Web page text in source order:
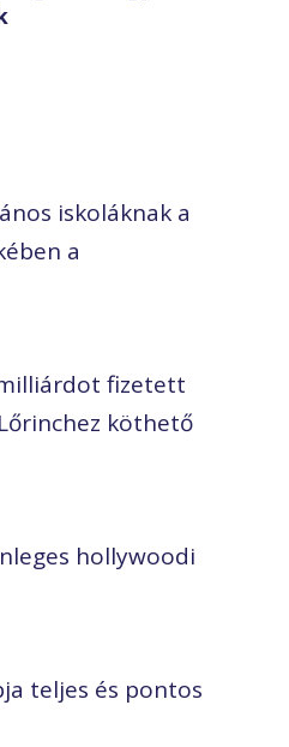
iskoláknak a
a
fizetett
köthető
hollywoodi
teljes és pontos